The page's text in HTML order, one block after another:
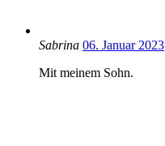
Sabrina 06. Januar 2023
Mit meinem Sohn.